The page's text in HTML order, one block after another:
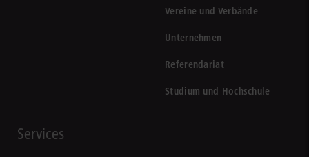
Vereine und Verbände
Unternehmen
Referendariat
Studium und Hochschule
Services